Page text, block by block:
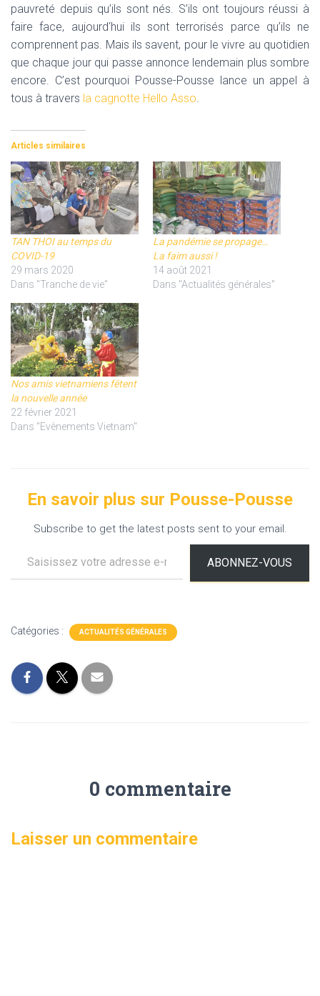
pauvreté depuis qu’ils sont nés. S’ils ont toujours réussi à
faire face, aujourd‘hui ils sont terrorisés parce qu’ils ne
comprennent pas. Mais ils savent, pour le vivre au quotidien
que chaque jour qui passe annonce lendemain plus sombre
encore. C’est pourquoi Pousse-Pousse lance un appel à
tous à travers la cagnotte Hello Asso.
Articles similaires
TAN THOI au temps du
COVID-19
29 mars 2020
Dans "Tranche de vie"
La pandémie se propage…
La faim aussi !
14 août 2021
Dans "Actualités générales"
Nos amis vietnamiens fêtent
la nouvelle année
22 février 2021
Dans "Evènements Vietnam"
En savoir plus sur Pousse-Pousse
Subscribe to get the latest posts sent to your email.
ABONNEZ-VOUS
Catégories : ACTUALITÉS GÉNÉRALES
0 commentaire
Laisser un commentaire